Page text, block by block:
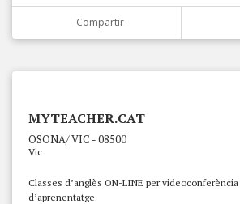
Compartir
MYTEACHER.CAT
OSONA/ VIC - 08500
Vic
Classes d’anglès ON-LINE per
d’aprenentatge.